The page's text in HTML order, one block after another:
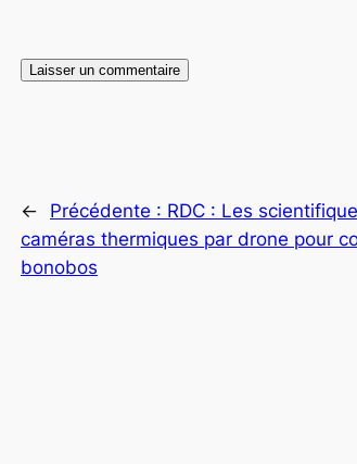
← Précédente : RDC : Les
caméras thermiques par drone pour
bonobos